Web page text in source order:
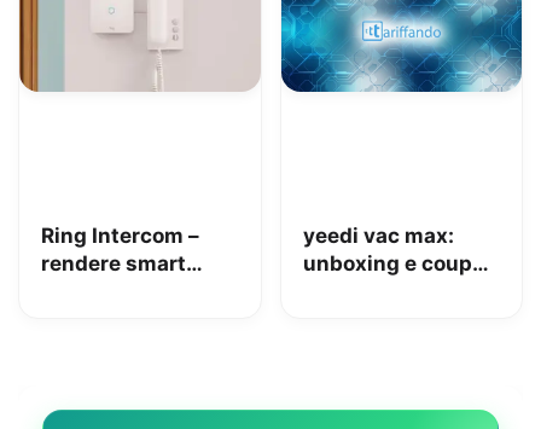
Ring Intercom –
rendere smart
yeedi vac max:
unboxing e coupon